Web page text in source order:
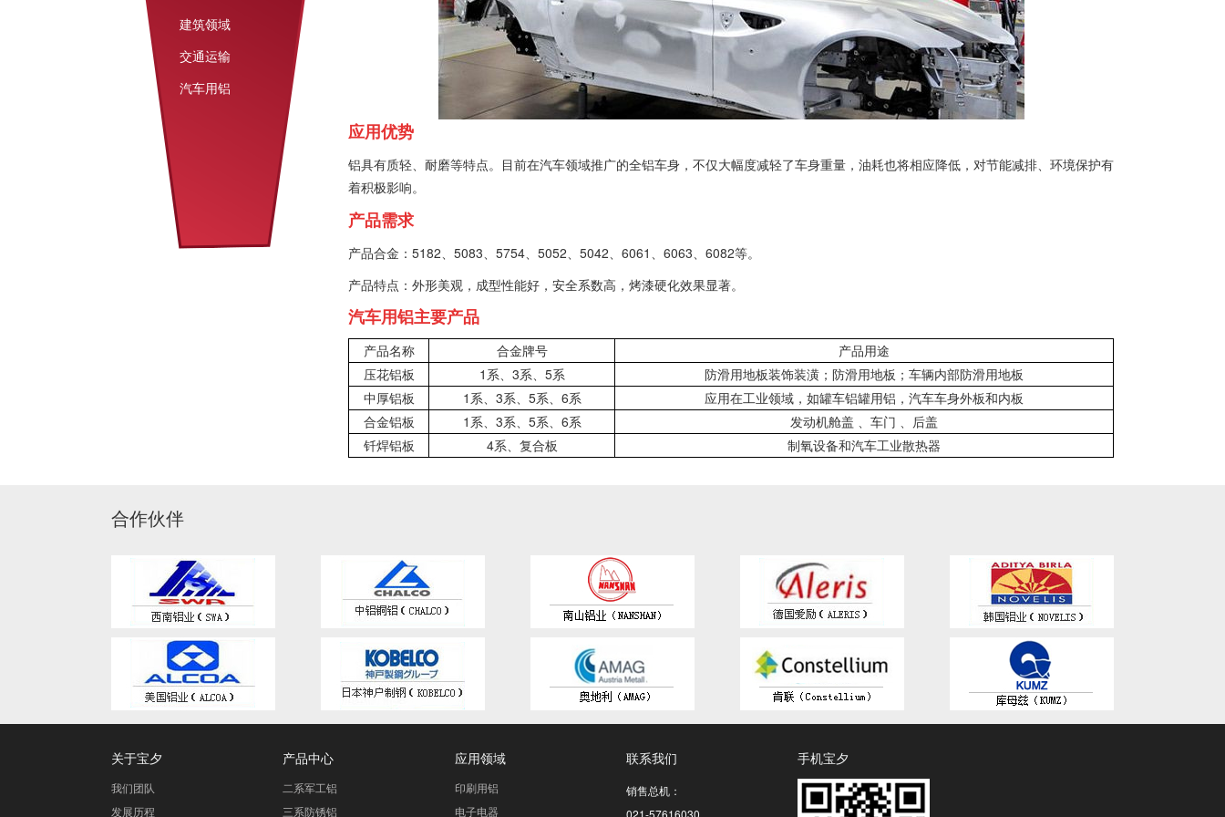
建筑领域
交通运输
汽车用铝
应用优势
铝具有质轻、耐磨等特点。目前在汽车领域推广的全铝车身，不仅大幅度减轻了车身重量，油耗也将相应降低，对节能减排、环境保护有
着积极影响。
产品需求
产品合金：5182、5083、5754、5052、5042、6061、6063、6082等。
产品特点：外形美观，成型性能好，安全系数高，烤漆硬化效果显著。
汽车用铝主要产品
产品名称 合金牌号
产品用途
压花铝板
1系、3系、5系
防滑用地板装饰装潢；防滑用地板；车辆内部防滑用地板
中厚铝板
1系、3系、5系、6系
应用在工业领域，如罐车铝罐用铝，汽车车身外板和内板
合金铝板
1系、3系、5系、6系
发动机舱盖 、车门 、后盖
钎焊铝板
4系、复合板 制氧设备和汽车工业散热器
合作伙伴
关于宝夕
我们团队
发展历程
产品中心
二系军工铝
三系防锈铝
应用领域
印刷用铝
电子电器
联系我们
销售总机：
021-57616030
手机宝夕